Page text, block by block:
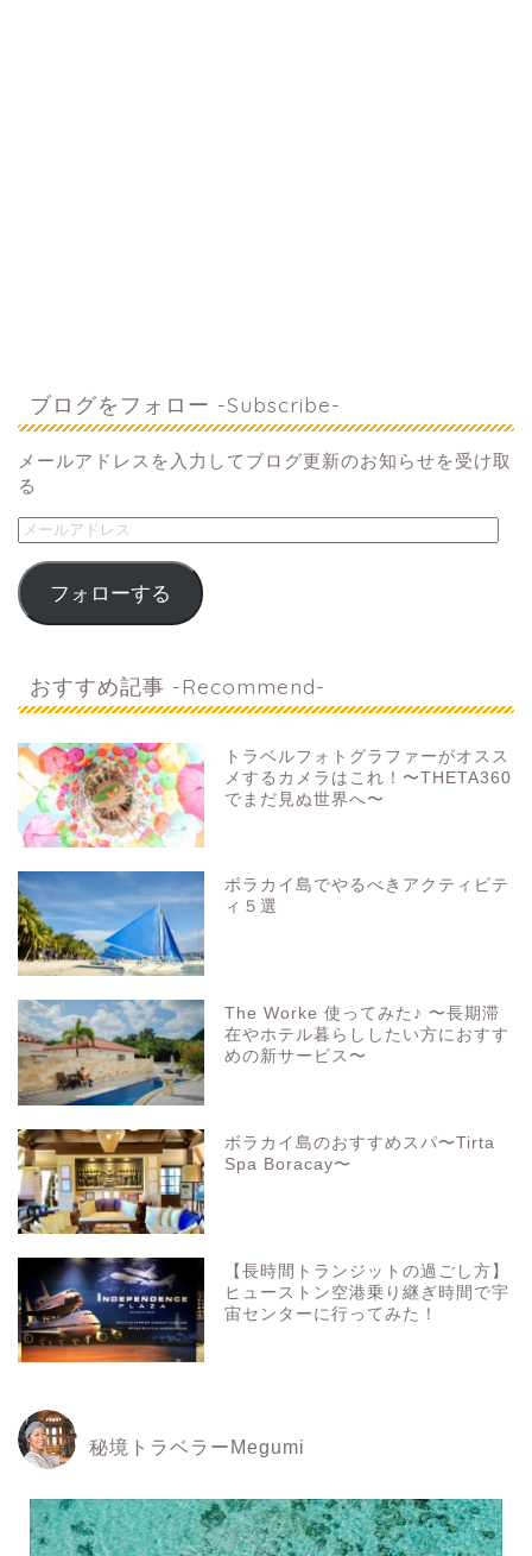
ブログをフォロー -Subscribe-
メールアドレスを入力してブログ更新のお知らせを受け取
る
フォローする
おすすめ記事 -Recommend-
トラベルフォトグラファーがオスス
メするカメラはこれ！〜THETA360
でまだ見ぬ世界へ〜
ボラカイ島でやるべきアクティビテ
ィ５選
The Worke 使ってみた♪ 〜長期滞
在やホテル暮らししたい方におすす
めの新サービス〜
ボラカイ島のおすすめスパ〜Tirta
Spa Boracay〜
【長時間トランジットの過ごし方】
ヒューストン空港乗り継ぎ時間で宇
宙センターに行ってみた！
秘境トラベラーMegumi